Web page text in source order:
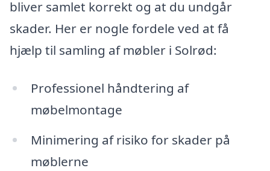
bliver samlet korrekt og at du undgår
skader. Her er nogle fordele ved at få
hjælp til samling af møbler i Solrød:
Professionel håndtering af
møbelmontage
Minimering af risiko for skader på
møblerne